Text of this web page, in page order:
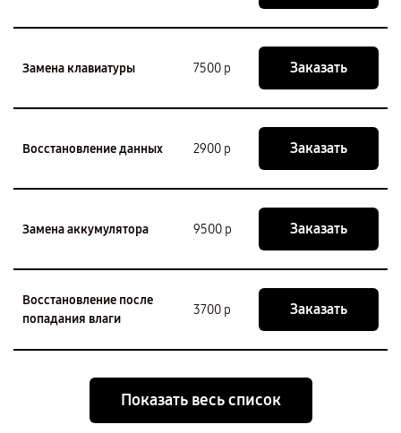
Замена клавиатуры 7500 р Заказать
Восстановление данных 2900 р Заказать
Замена аккумулятора 9500 р Заказать
Восстановление после
попадания влаги
3700 р Заказать
Показать весь список